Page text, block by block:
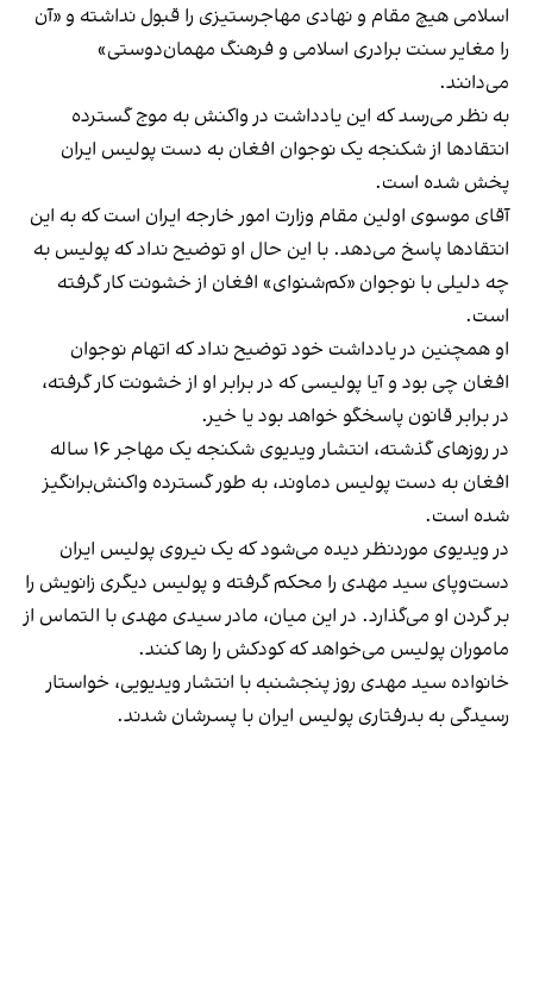
اسلامی هیچ مقام و نهادی مهاجرستیزی را قبول نداشته و «آن
را مغایر سنت برادری اسلامی و فرهنگ مهمان‌دوستی»
می‌دانند.
به نظر می‌رسد که این یادداشت در واکنش به موج گسترده
انتقادها از شکنجه یک نوجوان افغان به دست پولیس ایران
پخش شده است.
آقای موسوی اولین مقام وزارت امور خارجه ایران است که به این
انتقادها پاسخ می‌دهد. با این حال او توضیح نداد که پولیس به
چه دلیلی با نوجوان «کم‌شنوای» افغان از خشونت کار گرفته
است.
او همچنین در یادداشت خود توضیح نداد که اتهام نوجوان
افغان چی بود و آیا پولیسی که در برابر او از خشونت کار گرفته،
در برابر قانون پاسخگو خواهد بود یا خیر.
در روزهای گذشته، انتشار ویدیوی شکنجه یک مهاجر ۱۶ ساله
افغان به دست پولیس دماوند، به طور گسترده واکنش‌برانگیز
شده است.
در ویدیوی موردنظر دیده می‌شود که یک نیروی پولیس ایران
دست‌وپای سید مهدی را محکم گرفته و پولیس دیگری زانویش را
بر گردن او می‌گذارد. در این میان، مادر سیدی مهدی با التماس از
ماموران پولیس می‌خواهد که کودکش را رها کنند.
خانواده سید مهدی روز پنجشنبه با انتشار ویدیویی، خواستار
رسیدگی به بدرفتاری پولیس ایران با پسرشان شدند.